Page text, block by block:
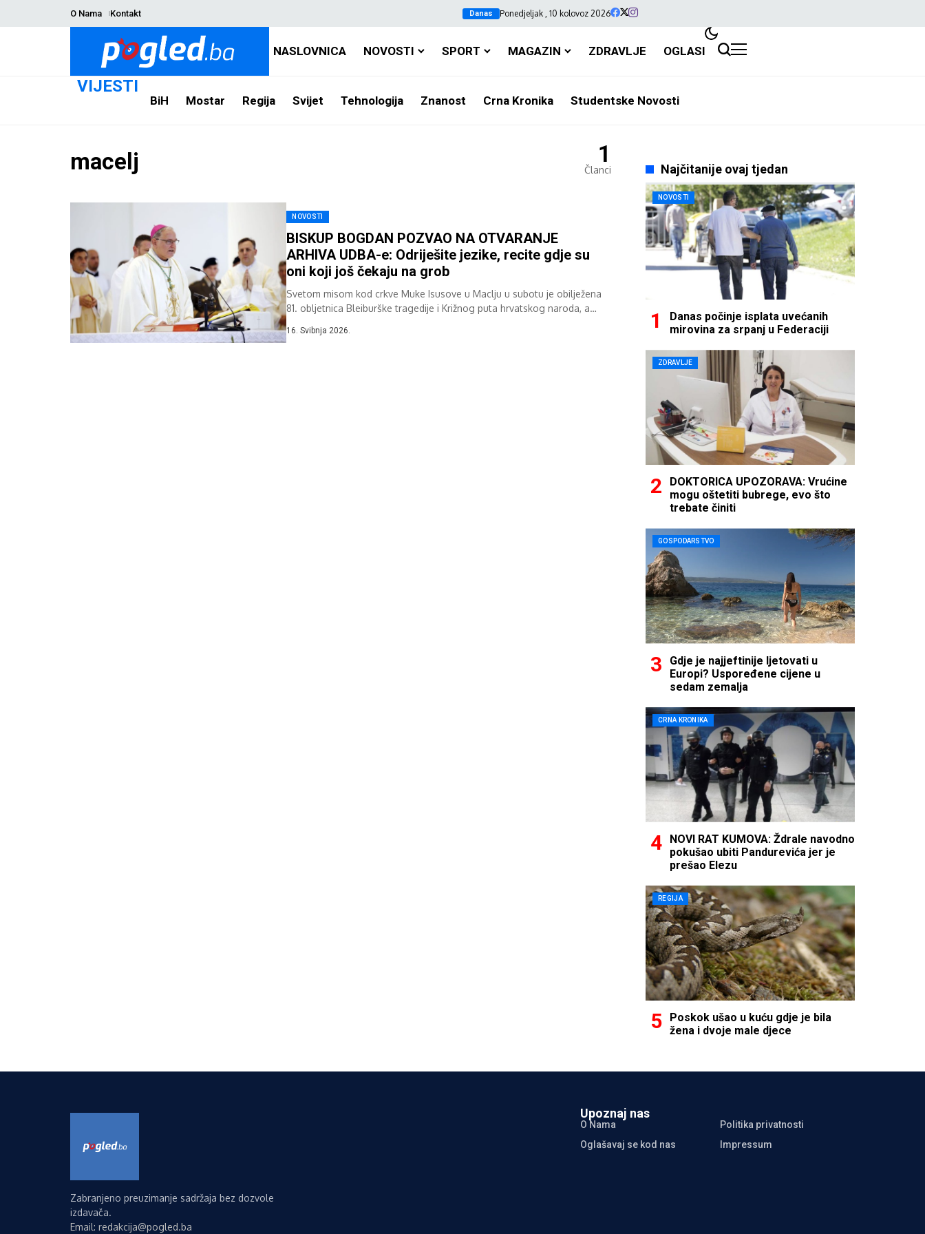
O Nama Kontakt Danas Ponedjeljak , 10 kolovoz 2026
NASLOVNICA NOVOSTI SPORT MAGAZIN ZDRAVLJE OGLASI
VIJESTI
BiH Mostar Regija Svijet Tehnologija Znanost Crna Kronika Studentske Novosti
macelj 1
Članci
NOVOSTI
BISKUP BOGDAN POZVAO NA OTVARANJE
ARHIVA UDBA-e: Odriješite jezike, recite gdje su
oni koji još čekaju na grob
Svetom misom kod crkve Muke Isusove u Maclju u subotu je obilježena
81. obljetnica Bleiburške tragedije i Križnog puta hrvatskog naroda, a
16. Svibnja 2026.
Najčitanije ovaj tjedan
NOVOSTI
Danas počinje isplata uvećanih
mirovina za srpanj u Federaciji
ZDRAVLJE
DOKTORICA UPOZORAVA: Vrućine
mogu oštetiti bubrege, evo što
trebate činiti
GOSPODARSTVO
Gdje je najjeftinije ljetovati u
Europi? Uspoređene cijene u
sedam zemalja
CRNA KRONIKA
NOVI RAT KUMOVA: Ždrale navodno
pokušao ubiti Pandurevića jer je
prešao Elezu
REGIJA
Poskok ušao u kuću gdje je bila
žena i dvoje male djece
Zabranjeno preuzimanje sadržaja bez dozvole
izdavača.
Email: redakcija@pogled.ba
Upoznaj nas
O Nama
Politika privatnosti
Oglašavaj se kod nas
Impressum